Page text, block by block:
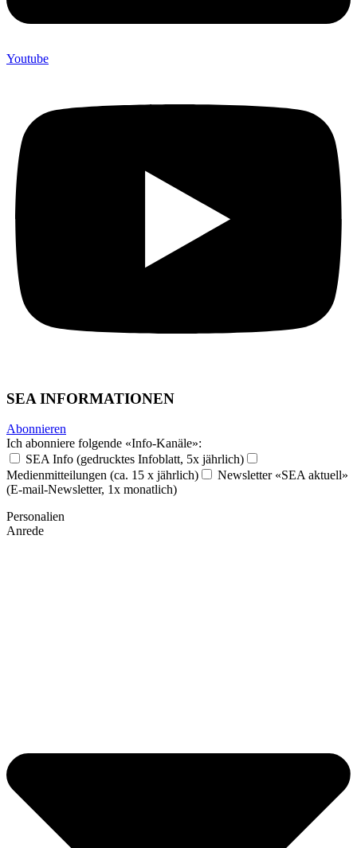
Youtube
SEA INFORMATIONEN
Abonnieren
Ich abonniere folgende «Info-Kanäle»:
SEA Info (gedrucktes Infoblatt, 5x jährlich)
Medienmitteilungen (ca. 15 x jährlich)
Newsletter «SEA aktuell»
(E-mail-Newsletter, 1x monatlich)
Personalien
Anrede